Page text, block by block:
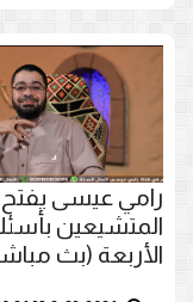
رامي عيسى يفتح
المتشيعين
الأربعة (بث